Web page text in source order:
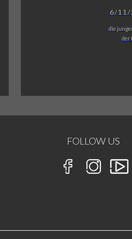
6/11/
die
der
FOLLOW US